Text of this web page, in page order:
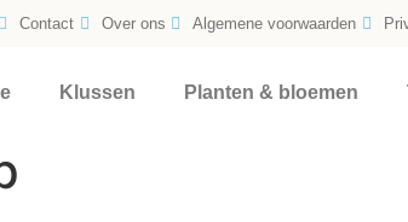
Contact Over ons Algemene voorwaarden
Klussen Planten & bloemen